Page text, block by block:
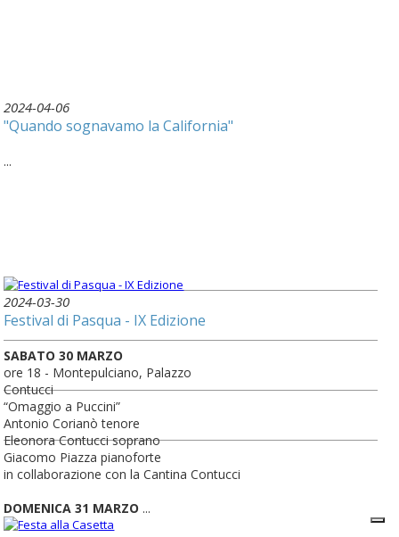
2024-04-06
"Quando sognavamo la California"
...
2024-03-30
Festival di Pasqua - IX Edizione
SABATO 30 MARZO
ore 18 - Montepulciano, Palazzo
Contucci
“Omaggio a Puccini”
Antonio Corianò tenore
Eleonora Contucci soprano
Giacomo Piazza pianoforte
in collaborazione con la Cantina Contucci
DOMENICA 31 MARZO ...